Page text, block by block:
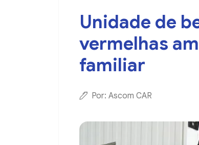
Unidade de
vermelhas
familiar
Por: Ascom CAR